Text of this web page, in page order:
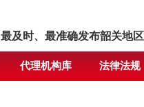
及时、最准确发布韶关地
代理机构库 法律法规